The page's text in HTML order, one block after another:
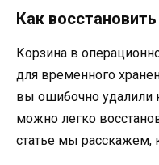
Как
Корзина в
для временного
вы ошибочно удалили
можно легко
статье мы расскажем,